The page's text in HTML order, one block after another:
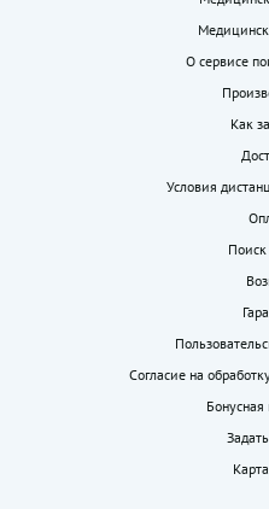
О сервисе
Как
Условия
Поиск
Согласие на